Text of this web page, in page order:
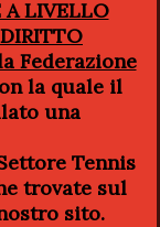
A LIVELLO
Federazione
la quale il
una
Tennis
trovate sul
sito.